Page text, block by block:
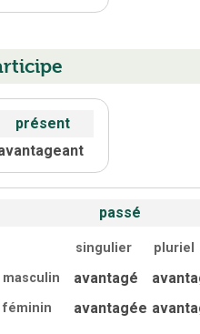
présent
passé
singulier
pluriel
masculin
avantagé
féminin avantagée